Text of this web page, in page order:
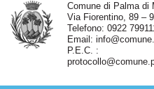
Comune di Palma di
Via Fiorentino, 89 –
Telefono: 0922
Email:
P.E.C. :